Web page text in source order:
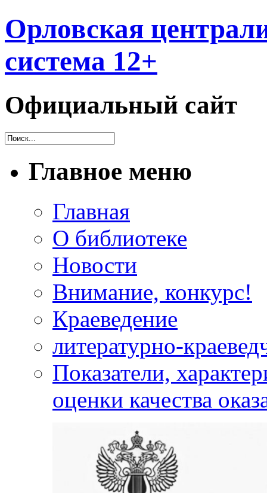
Орловская
система 12+
Официальный сайт
Главное меню
Главная
О библиотеке
Новости
Внимание, конкурс!
Краеведение
литературно-
Показатели,
оценки качества